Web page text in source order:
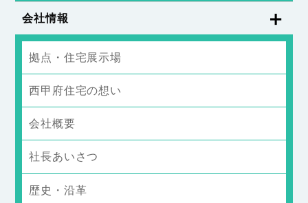
会社情報
拠点・住宅展示場
西甲府住宅の想い
会社概要
社長あいさつ
歴史・沿革